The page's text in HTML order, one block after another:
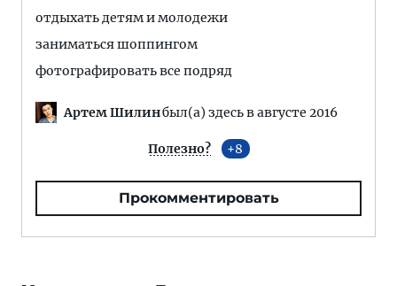
отдыхать детям и молодежи
заниматься шоппингом
фотографировать все подряд
Артем Шилинбыл(а) здесь в августе 2016
Полезно? 8
Прокомментировать